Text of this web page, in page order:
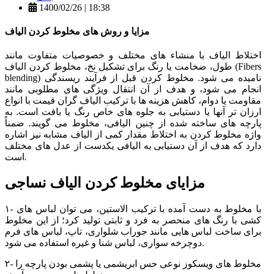
1400/02/26 | 18:38
مزایا و روش های مخلوط کردن الیاف
اختلاط الیاف با منشاء های مختلف و خصوصیات متفاوت مانند
طول، ضخامت یا رنگ برای تشکیل نخ، مخلوط کردن الیاف (Fibers
blending) نامیده می شود. مخلوط کردن قبل از فرآیند ریسندگی
انجام می شود، و هدف از آن انتقال ویژگی های مطلوبی مانند
مقاومت یا دوام، کاهش هزینه ها با ترکیب الیاف گران قیمت با انواع
ارزان تر آنها یا دستیابی به جلوه های خاص رنگ یا بافت است. به
پارچه های ساخته شده از چنین الیافی، مخلوط می گویند. ضمناً
واژه مخلوط کردن به اختلاط مقدار کمی از الیاف مشابه نیز اشاره
دارد که هدف از آن دستیابی به الیافی یکدست از عدل های مختلف
است.
مزایای مخلوط کردن الیاف نساجی
۱- با مخلوط به دست آمده با ترکیب الاستین، می توان لباس های
کشی با رنگ های منحصر به فرد و ثابتی تولید کرد؛ از این مخلوط
برای ساخت لباس هایی مانند جوراب شلواری، تاپ، لباس های فرم
دوچرخه سواری، لباس شنا و غیره استفاده می شود.
۲- مخلوط های ویسکوز نوعی حس ابریشمی یا پشمی بودن پارچه را